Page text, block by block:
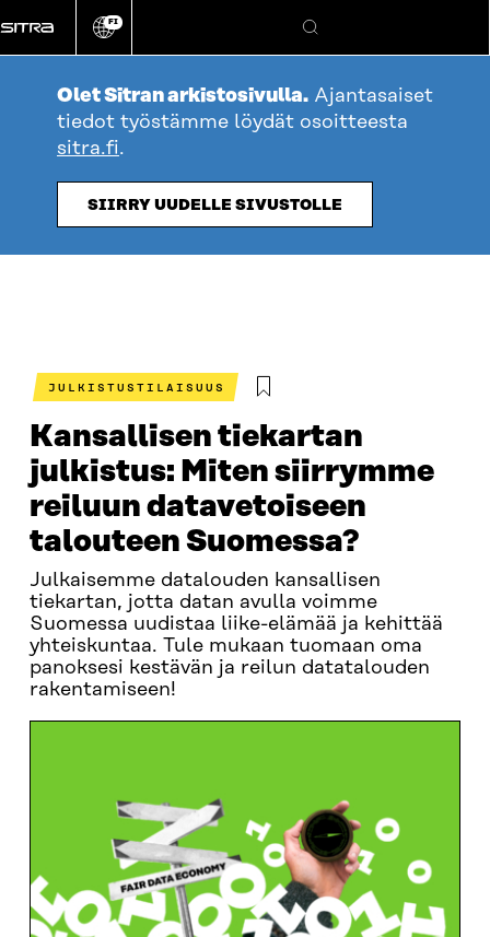
suoraan
sisältöön
Vaihda
kieli
FI
Hae
Olet Sitran arkistosivulla. Ajantasaiset
tiedot työstämme löydät osoitteesta
sitra.fi.
SIIRRY UUDELLE SIVUSTOLLE
JULKISTUSTILAISUUS
Kansallisen tiekartan
julkistus: Miten siirrymme
reiluun datavetoiseen
talouteen Suomessa?
Julkaisemme datalouden kansallisen
tiekartan, jotta datan avulla voimme
Suomessa uudistaa liike-elämää ja kehittää
yhteiskuntaa. Tule mukaan tuomaan oma
panoksesi kestävän ja reilun datatalouden
rakentamiseen!